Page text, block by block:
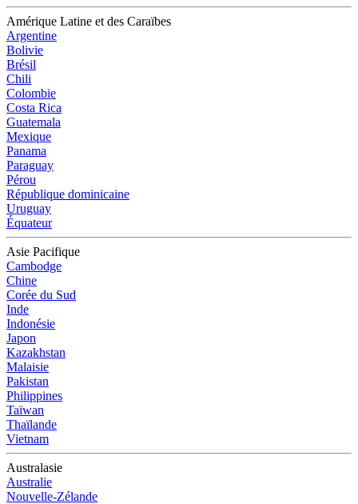
Amérique Latine et des Caraïbes
Argentine
Bolivie
Brésil
Chili
Colombie
Costa Rica
Guatemala
Mexique
Panama
Paraguay
Pérou
République dominicaine
Uruguay
Équateur
Asie Pacifique
Cambodge
Chine
Corée du Sud
Inde
Indonésie
Japon
Kazakhstan
Malaisie
Pakistan
Philippines
Taïwan
Thaïlande
Vietnam
Australasie
Australie
Nouvelle-Zélande